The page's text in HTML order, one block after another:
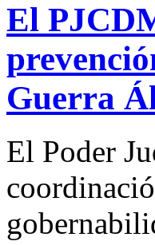
El
Guerra
El Poder